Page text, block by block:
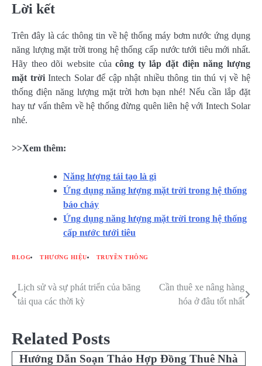
Lời kết
Trên đây là các thông tin về hệ thống máy bơm nước ứng dụng
năng lượng mặt trời trong hệ thống cấp nước tưới tiêu mới nhất.
Hãy theo dõi website củacông ty lắp đặt điện năng lượng
mặt trờiIntech Solar để cập nhật nhiều thông tin thú vị về hệ
thống điện năng lượng mặt trời hơn bạn nhé! Nếu cần lắp đặt
hay tư vấn thêm về hệ thống đừng quên liên hệ với Intech Solar
nhé.
>>Xem thêm:
Năng lượng tái tạo là gì
Ứng dụng năng lượng mặt trời trong hệ thống
báo cháy
Ứng dụng năng lượng mặt trời trong hệ thống
cấp nước tưới tiêu
BLOG THƯƠNG HIỆU TRUYỀN THÔNG
Điều
bài
viết
Lịch sử và sự phát triển của băng
tải qua các thời kỳ
Cần thuê xe nâng hàng
hóa ở đâu tốt nhất
Related Posts
Hướng Dẫn Soạn Thảo Hợp Đồng Thuê Nhà